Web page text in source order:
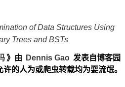
of Data Structures Using
Trees and BSTs
》由 Dennis Gao 发表自博客园
的人为或爬虫转载均为耍流氓。